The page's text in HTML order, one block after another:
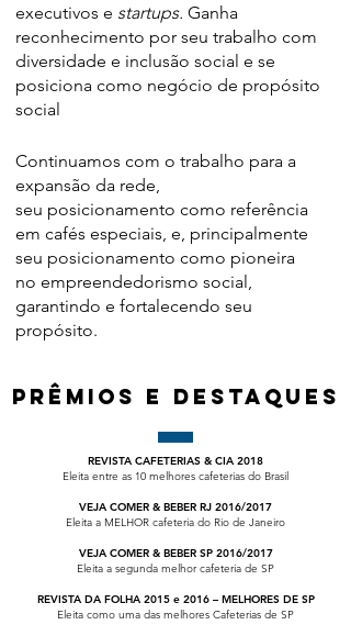
executivos e startups. Ganha
reconhecimento por seu trabalho com
diversidade e inclusão social e se
posiciona como negócio de propósito
social
Continuamos com o trabalho para a
expansão da rede,
seu posicionamento como referência
em cafés especiais, e, principalmente
seu posicionamento como pioneira
no empreendedorismo social,
garantindo e fortalecendo seu
propósito.
PRÊMIOS E DESTAQUES
REVISTA CAFETERIAS & CIA 2018
Eleita entre as 10 melhores cafeterias do Brasil
VEJA COMER & BEBER RJ 2016/2017
Eleita a MELHOR cafeteria do Rio de Janeiro
VEJA COMER & BEBER SP 2016/2017
Eleita a segunda melhor cafeteria de SP
REVISTA DA FOLHA 2015 e 2016 – MELHORES DE SP
Eleita como uma das melhores Cafeterias de SP